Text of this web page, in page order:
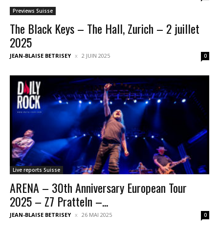
Previews Suisse
The Black Keys – The Hall, Zurich – 2 juillet
2025
JEAN-BLAISE BETRISEY 2 JUIN 2025 0
Live reports Suisse
ARENA – 30th Anniversary European Tour
2025 – Z7 Pratteln –...
JEAN-BLAISE BETRISEY 26 MAI 2025 0